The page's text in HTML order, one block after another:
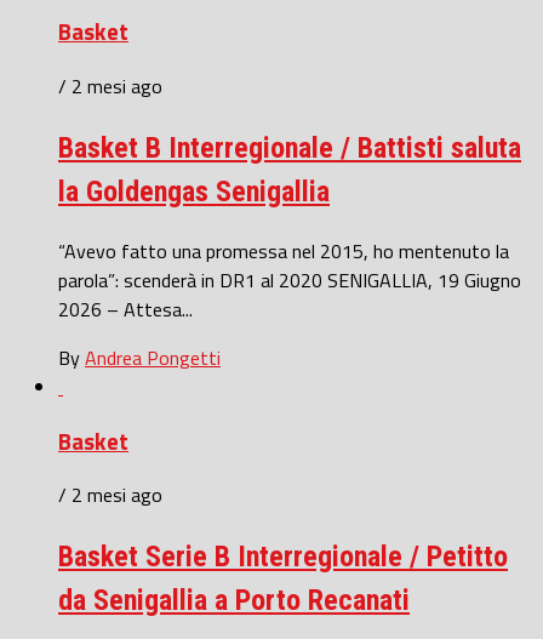
Basket
/ 2 mesi ago
Basket B Interregionale / Battisti saluta
la Goldengas Senigallia
“Avevo fatto una promessa nel 2015, ho mentenuto la
parola”: scenderà in DR1 al 2020 SENIGALLIA, 19 Giugno
2026 – Attesa...
ByAndrea Pongetti
Basket
/ 2 mesi ago
Basket Serie B Interregionale / Petitto
da Senigallia a Porto Recanati